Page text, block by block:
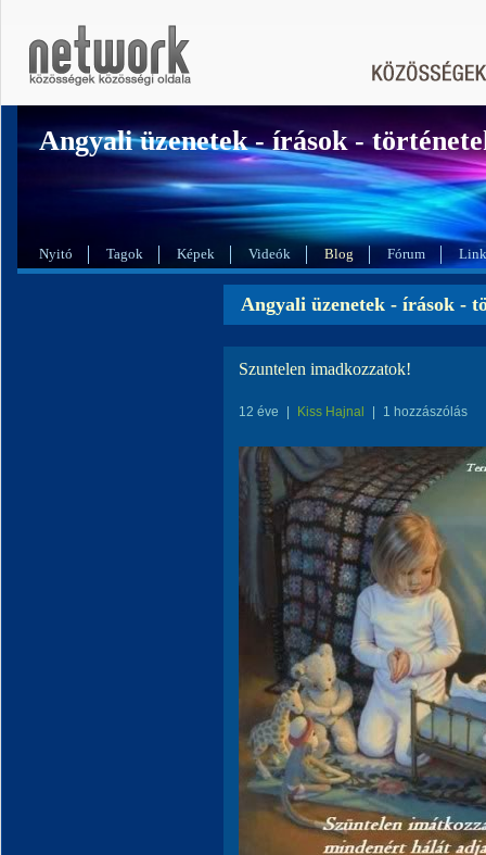
Angyali üzenetek - írások -
Nyitó Tagok Képek Videók Blog Fórum
Angyali üzenetek - írások -
Szuntelen imadkozzatok!
12 éve Kiss Hajnal 1 hozzászólás